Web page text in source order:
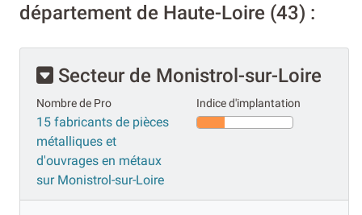
département de Haute-Loire (43) :
Secteur de Monistrol-sur-Loire
Nombre de Pro
15 fabricants de pièces
métalliques et
d'ouvrages en métaux
sur Monistrol-sur-Loire
Indice d'implantation